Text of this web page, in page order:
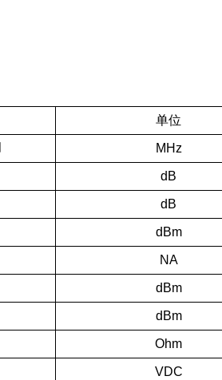
单位
MHz
dB
dB
dBm
NA
dBm
dBm
Ohm
VDC